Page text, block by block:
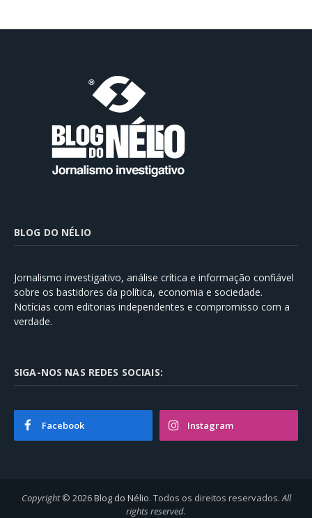
BLOG DO NÉLIO
Jornalismo investigativo, análise crítica e informação confiável
sobre os bastidores da política, economia e sociedade.
Notícias com editorias independentes e compromisso com a
verdade.
SIGA-NOS NAS REDES SOCIAIS:
Facebook Instagram
Copyright© 2026Blog do Nélio. Todos os direitos reservados. All
rights reserved.